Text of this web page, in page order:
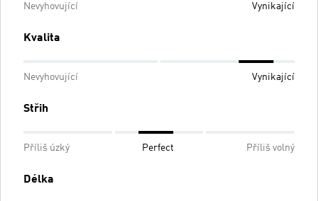
Nevyhovující Vynikající
Kvalita
Nevyhovující Vynikající
Střih
Příliš úzký Perfect Příliš volný
Délka